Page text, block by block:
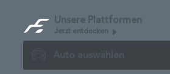
Unsere Plattformen
Jetzt entdecken
Auto auswählen